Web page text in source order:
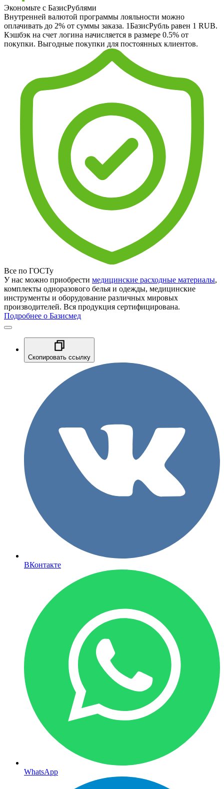
Экономьте с БазисРублями
Внутренней валютой программы лояльности можно
оплачивать до 2% от суммы заказа. 1БазисРубль равен 1 RUB.
Кэшбэк на счет логина начисляется в размере 0.5% от
покупки. Выгодные покупки для постоянных клиентов.
Все по ГОСТу
У нас можно приобрести медицинские расходные материалы,
комплекты одноразового белья и одежды, медицинские
инструменты и оборудование различных мировых
производителей. Вся продукция сертифицирована.
Подробнее о Базисмед
Скопировать ссылку
ВКонтакте
WhatsApp